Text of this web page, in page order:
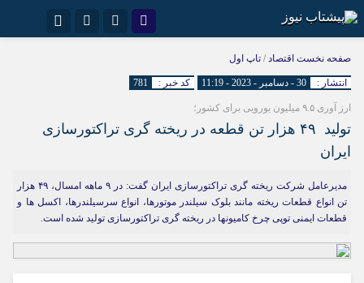
اینستاگرام
سروش ایتا
رمز عبور
مرا به خاطر بسپار
صفحه نخست اقتصاد/ تاپ اول
انتشار : 30 - دسامبر - 2023 - 11:19 کد خبر : 781
ارز آوری ۹.۵ میلیون یورویی برای کشور؛
تولید ۴۹ هزار تن قطعه در ریخته گری تراکتورسازی
ایران
مدیرعامل شرکت ریخته گری تراکتورسازی ایران گفت: در ۹ ماهه امسال، ۴۹ هزار
تن انواع قطعات ریخته مانند بلوک سیلندر موتورها، انواع سرسیلندرها، اکسل ها و
قطعات ایمنی توپی چرخ کامیونها در ریخته گری تراکتورسازی تولید شده است.